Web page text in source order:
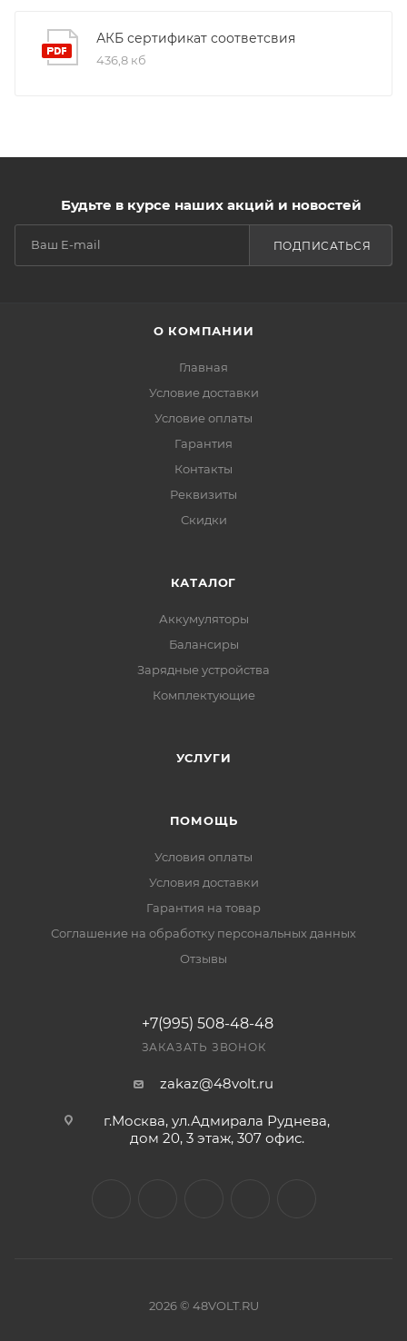
АКБ сертификат соответсвия
436,8 кб
Будьте в курсе наших акций и новостей
ПОДПИСАТЬСЯ
О КОМПАНИИ
Главная
Условие доставки
Условие оплаты
Гарантия
Контакты
Реквизиты
Скидки
КАТАЛОГ
Аккумуляторы
Балансиры
Зарядные устройства
Комплектующие
УСЛУГИ
ПОМОЩЬ
Условия оплаты
Условия доставки
Гарантия на товар
Соглашение на обработку персональных данных
Отзывы
+7(995) 508-48-48
ЗАКАЗАТЬ ЗВОНОК
zakaz@48volt.ru
г.Москва, ул.Адмирала Руднева,
дом 20, 3 этаж, 307 офис.
2026 © 48VOLT.RU